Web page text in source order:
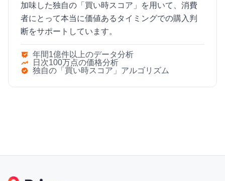
加味した独自の「買い時スコア」を用いて、消費
者にとって本当に価値あるタイミングでの購入判
断をサポートしています。
年間1億件以上のデータ分析
日次100万点の価格分析
独自の「買い時スコア」アルゴリズム